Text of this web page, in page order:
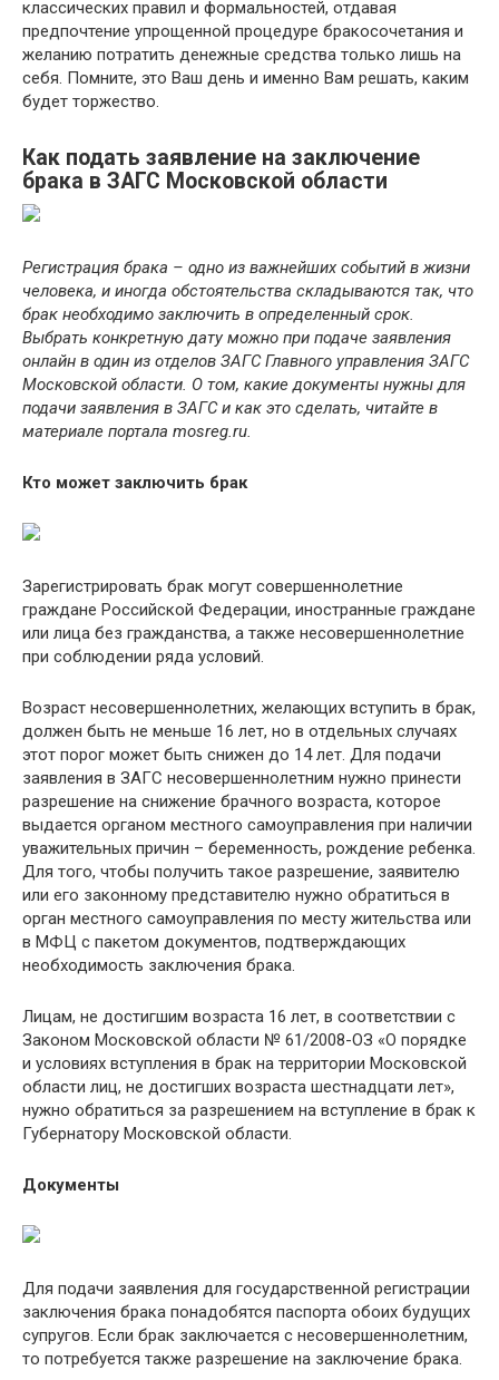
классических правил и формальностей, отдавая
предпочтение упрощенной процедуре бракосочетания и
желанию потратить денежные средства только лишь на
себя. Помните, это Ваш день и именно Вам решать, каким
будет торжество.
Как подать заявление на заключение
брака в ЗАГС Московской области
Регистрация брака – одно из важнейших событий в жизни
человека, и иногда обстоятельства складываются так, что
брак необходимо заключить в определенный срок.
Выбрать конкретную дату можно при подаче заявления
онлайн в один из отделов ЗАГС Главного управления ЗАГС
Московской области. О том, какие документы нужны для
подачи заявления в ЗАГС и как это сделать, читайте в
материале портала mosreg.ru.
Кто может заключить брак
Зарегистрировать брак могут совершеннолетние
граждане Российской Федерации, иностранные граждане
или лица без гражданства, а также несовершеннолетние
при соблюдении ряда условий.
Возраст несовершеннолетних, желающих вступить в брак,
должен быть не меньше 16 лет, но в отдельных случаях
этот порог может быть снижен до 14 лет. Для подачи
заявления в ЗАГС несовершеннолетним нужно принести
разрешение на снижение брачного возраста, которое
выдается органом местного самоуправления при наличии
уважительных причин – беременность, рождение ребенка.
Для того, чтобы получить такое разрешение, заявителю
или его законному представителю нужно обратиться в
орган местного самоуправления по месту жительства или
в МФЦ с пакетом документов, подтверждающих
необходимость заключения брака.
Лицам, не достигшим возраста 16 лет, в соответствии с
Законом Московской области № 61/2008-ОЗ «О порядке
и условиях вступления в брак на территории Московской
области лиц, не достигших возраста шестнадцати лет»,
нужно обратиться за разрешением на вступление в брак к
Губернатору Московской области.
Документы
Для подачи заявления для государственной регистрации
заключения брака понадобятся паспорта обоих будущих
супругов. Если брак заключается с несовершеннолетним,
то потребуется также разрешение на заключение брака.